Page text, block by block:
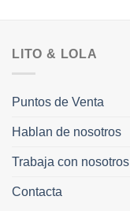
LITO & LOLA
Puntos de Venta
Hablan de nosotros
Trabaja con nosotros
Contacta